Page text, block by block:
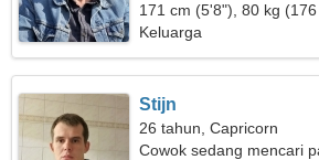
171 cm (5'8"), 80 kg (176
Keluarga
Stijn
26 tahun, Capricorn
Cowok sedang mencari